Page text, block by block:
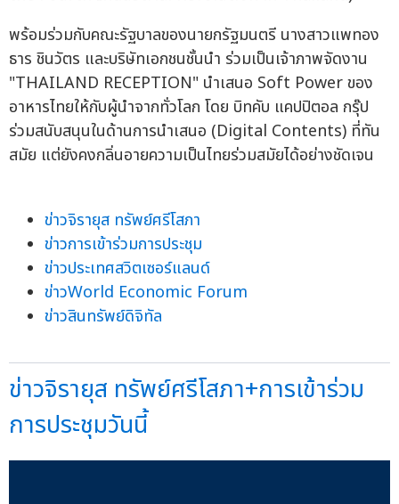
พร้อมร่วมกับคณะรัฐบาลของนายกรัฐมนตรี นางสาวแพทอง
ธาร ชินวัตร และบริษัทเอกชนชั้นนำ ร่วมเป็นเจ้าภาพจัดงาน
"THAILAND RECEPTION" นำเสนอ Soft Power ของ
อาหารไทยให้กับผู้นำจากทั่วโลก โดย บิทคับ แคปปิตอล กรุ๊ป
ร่วมสนับสนุนในด้านการนำเสนอ (Digital Contents) ที่ทัน
สมัย แต่ยังคงกลิ่นอายความเป็นไทยร่วมสมัยได้อย่างชัดเจน
ข่าวจิรายุส ทรัพย์ศรีโสภา
ข่าวการเข้าร่วมการประชุม
ข่าวประเทศสวิตเซอร์แลนด์
ข่าวWorld Economic Forum
ข่าวสินทรัพย์ดิจิทัล
ข่าวจิรายุส ทรัพย์ศรีโสภา+การเข้าร่วม
การประชุมวันนี้